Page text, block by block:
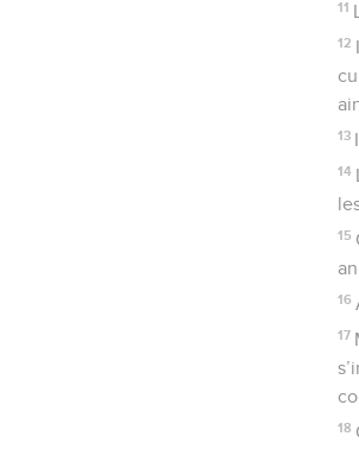
11
12
13
14
15
16
17
18